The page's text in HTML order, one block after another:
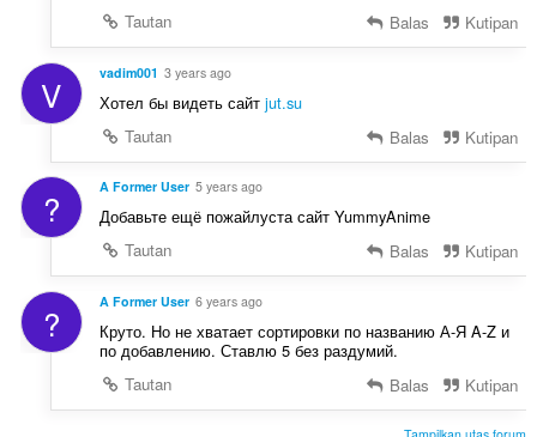
Tautan
Balas Kutipan
V vadim001 3 years ago
Хотел бы видеть сайт jut.su
Tautan
Balas Kutipan
? A Former User 5 years ago
Добавьте ещё пожайлуста сайт YummyAnime
Tautan
Balas Kutipan
? A Former User 6 years ago
Круто. Но не хватает сортировки по названию А-Я A-Z и
по добавлению. Ставлю 5 без раздумий.
Tautan
Balas Kutipan